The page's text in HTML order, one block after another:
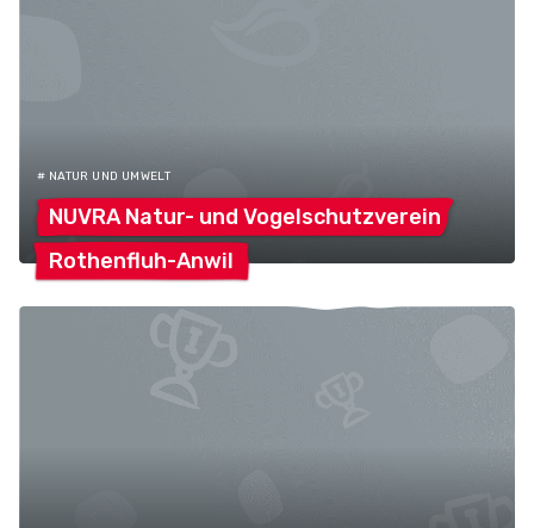
# NATUR UND UMWELT
NUVRA Natur- und Vogelschutzverein
Rothenfluh-Anwil